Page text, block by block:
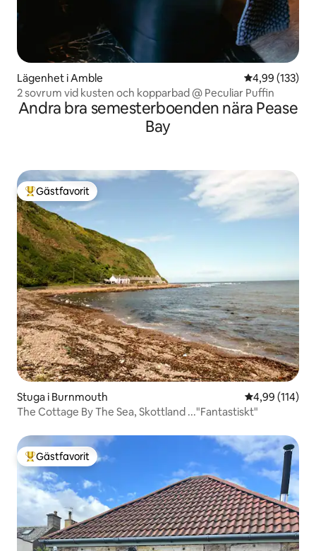
Lägenhet i Amble 4,99 av 5 i
4,99 (133)
2 sovrum vid kusten och kopparbad @ Peculiar Puffin
Andra bra semesterboenden nära Pease
Bay
Populär gästfavorit
Gästfavorit
Stuga i Burnmouth 4,99 av 5 i
4,99 (114)
The Cottage By The Sea, Skottland ..."Fantastiskt"
Populär gästfavorit
Gästfavorit